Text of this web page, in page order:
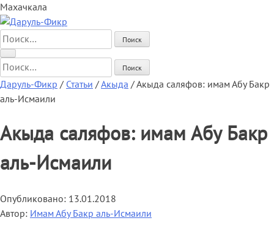
Махачкала
Найти:
Найти:
Даруль-Фикр / Статьи /Акыда /Акыда саляфов: имам Абу Бакр
аль-Исмаили
Акыда саляфов: имам Абу Бакр
аль-Исмаили
Опубликовано: 13.01.2018
Автор: Имам Абу Бакр аль-Исмаили